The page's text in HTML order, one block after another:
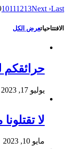
10111213Next ›Last »
الافتتاحياتعرض الكل
يوليو 17, 2023
لا
مايو 10, 2023